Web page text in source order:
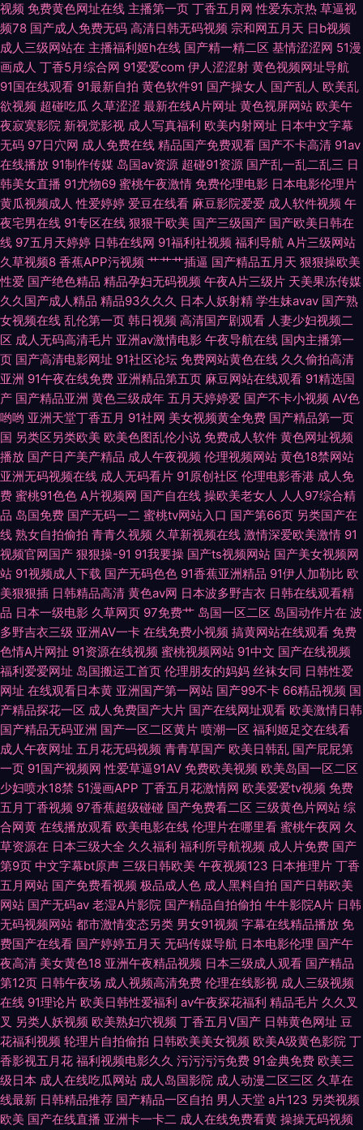
匹二区 豆花国产mv 日韩三区四区 av盛宴国产 激情综合BT 欧美午夜激情影
院 色色韩日 午夜剧场在线爽爽 中文字幕日本熟女 91伊人橘子 成人av伊人网
国产美女A片 激情草草 美国色伦a片 五月天性爱视频 国产乱轮9 狼人综合AV
日本a∨无码 欧美中文字幕AV 美女视频直播91 久久伊人国产九九 国产精品
自拍九区 九一精品热 91豆花网页免费 东京热网站 玖玖色资源 午夜成人伦理
91深夜影院 后入巨乳白虎91 亚洲欧洲成人另类 97在线视频总站 韩国av高清
无码 免费试看91福利 午夜色色Av ts伪娘人妖一区 久久偷精品 日韩成人社区
无码av网址 97久久 狼友日撸 欧洲午夜福利片 午夜情爱影院 www日日日 激
情福利导航 欧美性交狂野 午夜导航福利视频 制服爽片福利 91情网 国产精品
123 激情自拍 日美女BB 一区二区 97色97 豆花视频在线观看 久草福利资源
在线 日韩AV大桥网站 亚洲怡红院网站
视频 免费黄色网址在线 主播第一页 丁香五月网 性爱东京热 草逼视
频78 国产成人免费无码 高清日韩无码视频 宗和网五月天 日b视频
成人三级网站在 主播福利姬h在线 国产精一精二区 基情涩涩网 51漫
画成人 丁香5月综合网 91爱爱com 伊人涩涩射 黄色视频网址导航
91国在线观看 91最新自拍 黄色软件91 国产操女人 国产乱人 欧美乱
欲视频 超碰吃瓜 久草涩涩 最新在线A片网址 黄色视屏网站 欧美午
夜寂寞影院 新视觉影视 成人写真福利 欧美内射网址 日本中文字幕
无码 97日穴网 成人免费在线 精品国产免费观看 国产不卡高清 91av
在线播放 91制作传媒 岛国av资源 超碰91资源 国产乱一乱二乱三 日
韩美女直播 91尤物69 蜜桃午夜激情 免费伦理电影 日本电影伦理片
黄瓜视频成人 性爱婷婷 爱豆在线看 麻豆影院爱爱 成人软件视频 午
夜宅男在线 91专区在线 狠狠干欧美 国产三级国产 国产欧美日韩在
线 97五月天婷婷 日韩在线网 91福利社视频 福利导航 A片三级网站
久草视频8 香蕉APP污视频 艹艹艹插逼 国产精品五月天 狠狠操欧美
性爱 国产绝色精品 精品孕妇无码视频 午夜A片三级片 天美果冻传媒
久久国产成人精品 精品93久久久 日本人妖射精 学生妹avav 国产熟
女视频在线 乱伦第一页 韩日视频 高清国产剧观看 人妻少妇视频二
区 成人无码高清毛片 亚洲av激情电影 午夜导航在线 国内主播第一
页 国产高清电影网址 91社区论坛 免费网站黄色在线 久久偷拍高清
亚洲 91午夜在线免费 亚洲精品第五页 麻豆网站在线观看 91精选国
产 国产精品亚洲 黄色三级成年 五月天婷婷爱 国产不卡小视频 AV色
哟哟 亚洲天堂丁香五月 91社网 美女视频黄全免费 国产精品第一页
国 另类区另类欧美 欧美色图乱伦小说 免费成人软件 黄色网址视频
播放 国产日产美产精品 成人午夜视频 伦理视频网站 黄色18禁网站
亚洲无码视频在线 成人无码看片 91原创社区 伦理电影香港 成人免
费 蜜桃91色色 A片视频网 国产自在线 操欧美老女人 人人97综合精
品 岛国免费 国产无码一二 蜜桃tv网站入口 国产第66页 另类国产在
线 熟女自拍偷拍 青青久视频 久草新视频在线 激情深爱欧美激情 91
视频官网国产 狠狠操-91 91我要操 国产ts视频网站 国产美女视频网
站 91视频成人下载 国产无码色色 91香蕉亚洲精品 91伊人加勒比 欧
美狠狠插 日韩精品高清 黄色av网 日本波多野吉衣 日韩在线观看精
品 日本一级电影 久草网页 97免费艹 岛国一区二区 岛国动作片在 波
多野吉衣三级 亚洲AV一卡 在线免费小视频 搞黄网站在线观看 免费
色情A片网扯 91资源在线视频 蜜桃视频网站 91中文 国产在线视频
福利爱爱网址 岛国搬运工首页 伦理朋友的妈妈 丝袜女同 日韩性爱
网址 在线观看日本黄 亚洲国产第一网站 国产99不卡 66精品视频 国
产精品探花一区 成人免费国产大片 国产在线网址观看 欧美激情日韩
国产精品无码亚洲 国产一区二区黄片 喷潮一区 福利姬足交在线看
成人午夜网址 五月花无码视频 青青草国产 欧美日韩乱 国产屁屁第
一页 91国产视频网 性爱草逼91AV 免费欧美视频 欧美岛国一区二区
少妇喷水18禁 51漫画APP 丁香五月花激情网 欧美爱爱tv视频 免费
五月丁香视频 97香蕉超级碰碰 国产免费看二区 三级黄色片网站 综
合网黄 在线播放观看 欧美电影在线 伦理片在哪里看 蜜桃午夜网 久
草资源在 日本三级大全 久久福利 福利所导航视频 成人片免费 国产
第9页 中文字幕bt原声 三级日韩欧美 午夜视频123 日本推理片 丁香
五月网站 国产免费看视频 极品成人色 成人黑料自拍 国产日韩欧美
网站 国产无码av 老湿A片影院 国产精品自拍偷拍 牛牛影院A片 日韩
无码视频网站 都市激情变态另类 男女91视频 字幕在线精品播放 免
费国产在线看 国产婷婷五月天 无码传媒导航 日本电影伦理 国产午
夜高清 美女黄色18 亚洲午夜精品视频 日本三级成人观看 国产精品
第12页 日韩午夜场 成人视频高清免费 伦理在线影视 成人三级视频
在线 91理论片 欧美日韩性爱福利 av午夜探花福利 精品毛片 久久叉
叉 另类人妖视频 欧美熟妇穴视频 丁香五月V国产 日韩黄色网址 豆
花福利视频 轮理片自拍偷拍 日韩欧美美女视频 欧美A级黄色影院 丁
香影视五月花 福利视频电影久久 污污污污免费 91金典免费 欧美三
级日本 成人在线吃瓜网站 成人岛国影院 成人动漫二区三区 久草在
线最新 日韩精品推荐 国产精品一区自拍 男人天堂 a片123 另类视频
欧美 国产在线直播 亚洲卡一卡二 成人在线免费看黄 操操无码视频